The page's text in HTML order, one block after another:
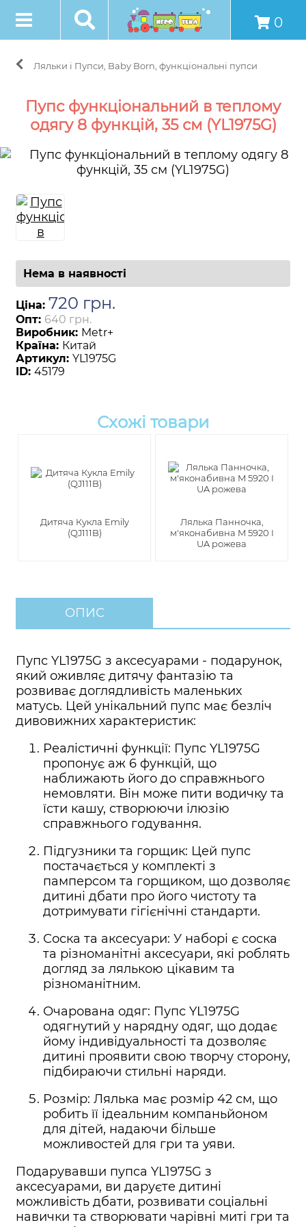
0
Ляльки і Пупси, Baby Born, функціональні пупси
Пупс функціональний в теплому
одягу 8 функцій, 35 см (YL1975G)
Нема в наявності
Ціна: 720 грн.
Опт: 640 грн.
Виробник: Metr+
Країна: Китай
Артикул: YL1975G
ID: 45179
Схожі товари
Дитяча Кукла Emily
(QJ111B)
Лялька Панночка,
м'яконабивна M 5920 I
UA рожева
ОПИС
Пупс YL1975G з аксесуарами - подарунок,
який оживляє дитячу фантазію та
розвиває доглядливість маленьких
матусь. Цей унікальний пупс має безліч
дивовижних характеристик:
Реалістичні функції: Пупс YL1975G
пропонує аж 6 функцій, що
наближають його до справжнього
немовляти. Він може пити водичку та
їсти кашу, створюючи ілюзію
справжнього годування.
Підгузники та горщик: Цей пупс
постачається у комплекті з
памперсом та горщиком, що дозволяє
дитині дбати про його чистоту та
дотримувати гігієнічні стандарти.
Соска та аксесуари: У наборі є соска
та різноманітні аксесуари, які роблять
догляд за лялькою цікавим та
різноманітним.
Очарована одяг: Пупс YL1975G
одягнутий у нарядну одяг, що додає
йому індивідуальності та дозволяє
дитині проявити свою творчу сторону,
підбираючи стильні наряди.
Розмір: Лялька має розмір 42 см, що
робить її ідеальним компаньйоном
для дітей, надаючи більше
можливостей для гри та уяви.
Подарувавши пупса YL1975G з
аксесуарами, ви даруєте дитині
можливість дбати, розвивати соціальні
навички та створювати чарівні миті гри та